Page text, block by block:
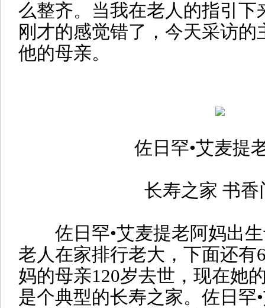
么整齐。当我在老人的指引下
刚才的感觉错了，今天采访
他的母亲。
佐日罕•艾麦提
长寿之家 书香
佐日罕•艾麦提老阿妈出生
老人在家排行老大，下面还有
妈的母亲120岁去世，现在她
是个典型的长寿之家。佐日罕